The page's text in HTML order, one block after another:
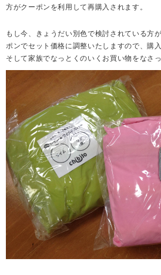
方がクーポンを利用して再購入されます。
もし今、きょうだい別色で検討されている方
ポンでセット価格に調整いたしますので、購
そして家族でなっとくのいくお買い物をなさ